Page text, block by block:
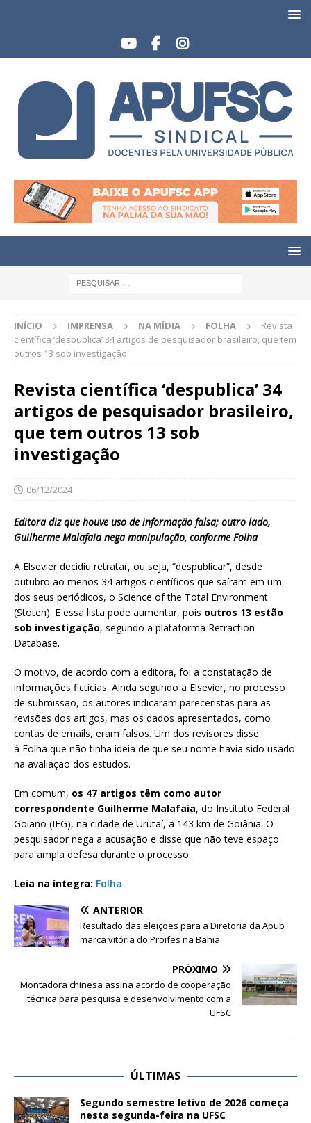
INÍCIO IMPRENSA NA MÍDIA FOLHA
Revista
científica ‘despublica’ 34 artigos de pesquisador brasileiro, que tem
outros 13 sob investigação
Revista científica ‘despublica’ 34
artigos de pesquisador brasileiro,
que tem outros 13 sob
investigação
06/12/2024
Editora diz que houve uso de informação falsa; outro lado,
Guilherme Malafaia nega manipulação, conforme Folha
A Elsevier decidiu retratar, ou seja, “despublicar”, desde
outubro ao menos 34 artigos científicos que saíram em um
dos seus periódicos, o Science of the Total Environment
(Stoten). E essa lista pode aumentar, pois outros 13 estão
sob investigação, segundo a plataforma Retraction
Database.
O motivo, de acordo com a editora, foi a constatação de
informações fictícias. Ainda segundo a Elsevier, no processo
de submissão, os autores indicaram pareceristas para as
revisões dos artigos, mas os dados apresentados, como
contas de emails, eram falsos. Um dos revisores disse
à Folha que não tinha ideia de que seu nome havia sido usado
na avaliação dos estudos.
Em comum, os 47 artigos têm como autor
correspondente Guilherme Malafaia, do Instituto Federal
Goiano (IFG), na cidade de Urutaí, a 143 km de Goiânia. O
pesquisador nega a acusação e disse que não teve espaço
para ampla defesa durante o processo.
Leia na íntegra: Folha
ANTERIOR
Resultado das eleições para a Diretoria da Apub
marca vitória do Proifes na Bahia
PRÓXIMO
Montadora chinesa assina acordo de cooperação
técnica para pesquisa e desenvolvimento com a
UFSC
ÚLTIMAS
Segundo semestre letivo de 2026 começa
nesta segunda-feira na UFSC